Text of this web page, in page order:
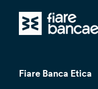
Fiare Banca Etica